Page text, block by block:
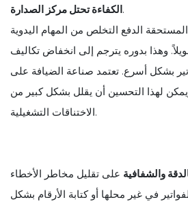
الكفاءة تحتل مركز الصدارة.
الدفع التخلص من المهام اليدوية
وهذا بدوره يترجم إلى انخفاض تكاليف
بشكل أسرع. تعتمد صناعة الضيافة على
لهذا التحسين أن يقلل بشكل كبير من
الاختناقات التشغيلية.
والشفافية على تقليل مخاطر الأخطاء
في غير محلها أو كتابة الأرقام بشكل